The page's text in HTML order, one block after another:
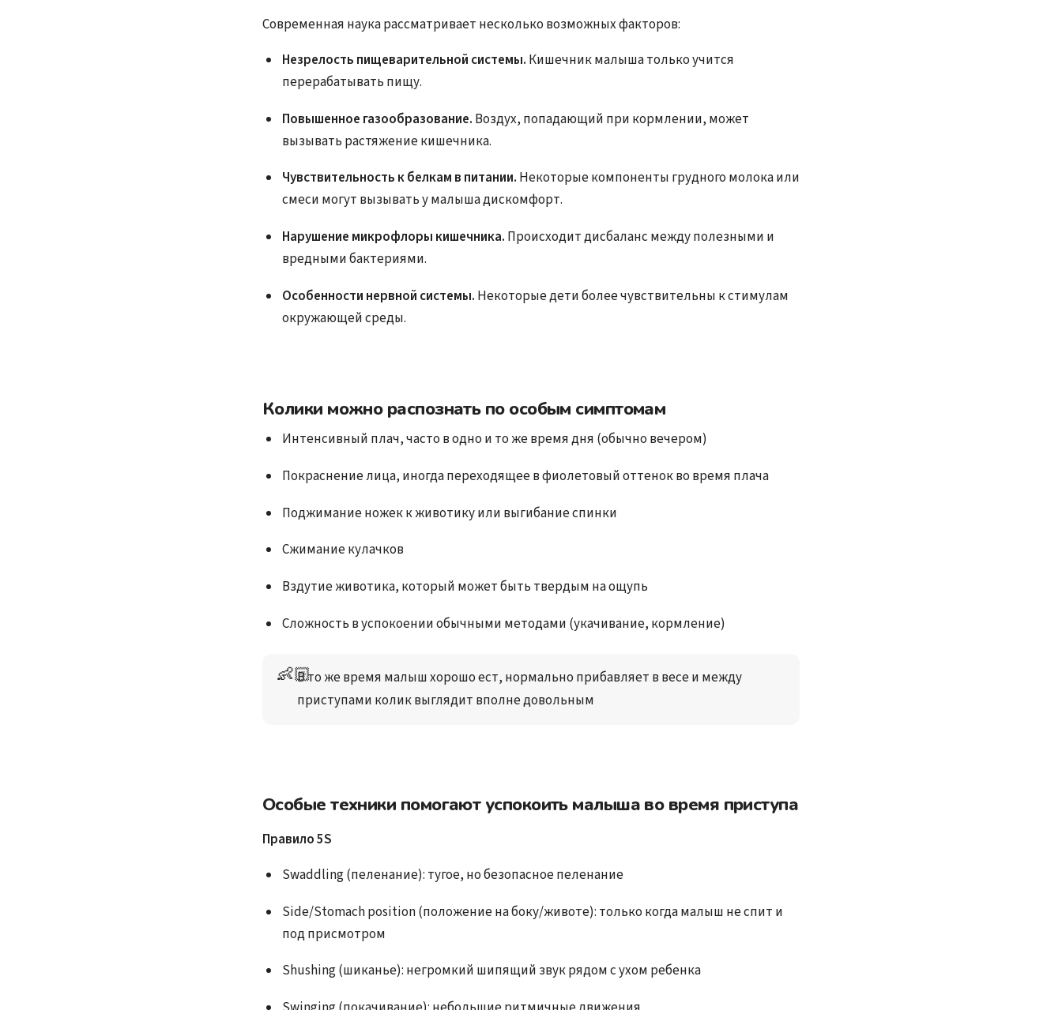
Современная наука рассматривает несколько возможных факторов:
Незрелость пищеварительной системы. Кишечник малыша только учится
перерабатывать пищу.
Повышенное газообразование. Воздух, попадающий при кормлении, может
вызывать растяжение кишечника.
Чувствительность к белкам в питании. Некоторые компоненты грудного молока или
смеси могут вызывать у малыша дискомфорт.
Нарушение микрофлоры кишечника. Происходит дисбаланс между полезными и
вредными бактериями.
Особенности нервной системы. Некоторые дети более чувствительны к стимулам
окружающей среды.
Колики можно распознать по особым симптомам
Интенсивный плач, часто в одно и то же время дня (обычно вечером)
Покраснение лица, иногда переходящее в фиолетовый оттенок во время плача
Поджимание ножек к животику или выгибание спинки
Сжимание кулачков
Вздутие животика, который может быть твердым на ощупь
Сложность в успокоении обычными методами (укачивание, кормление)
👶🏻В то же время малыш хорошо ест, нормально прибавляет в весе и между
приступами колик выглядит вполне довольным
Особые техники помогают успокоить малыша во время приступа
Правило 5S
Swaddling (пеленание): тугое, но безопасное пеленание
Side/Stomach position (положение на боку/животе): только когда малыш не спит и
под присмотром
Shushing (шиканье): негромкий шипящий звук рядом с ухом ребенка